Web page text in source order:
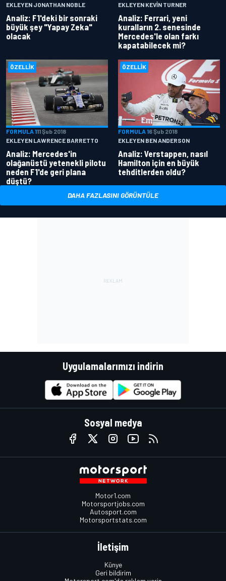
EKLEYEN JONATHAN NOBLE
Analiz: F1'deki bir sonraki
büyük şey "Yapay Zeka"
olacak
EKLEYEN KEVIN TURNER
Analiz: Ferrari, yeni
kuralların 2. senesinde
Mercedes'le olan farkı
kapatabilecek mi?
ÖZELLIK
FORMULA 111 Şub 2018
EKLEYEN LAWRENCE BARRETTO
Analiz: Mercedes'in
olağanüstü yetenekli pilotu
neden F1'de geri plana
düştü?
ÖZELLIK
FORMULA 16 Şub 2018
EKLEYEN BEN ANDERSON
Analiz: Verstappen, nasıl
Hamilton için en büyük
tehditlerden oldu?
DAHA FAZLASINI GÖRÜNTÜLE
Uygulamalarımızı indirin
Sosyal medya
Motor1.com
Motorsportjobs.com
Autosport.com
Motorsportstats.com
İletişim
Künye
Geri bildirim